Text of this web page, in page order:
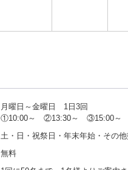
月曜日～金曜日 1日3回
①10:00～ ②13:30～ ③15:00～
土・日・祝祭日・年末年始・その他
無料